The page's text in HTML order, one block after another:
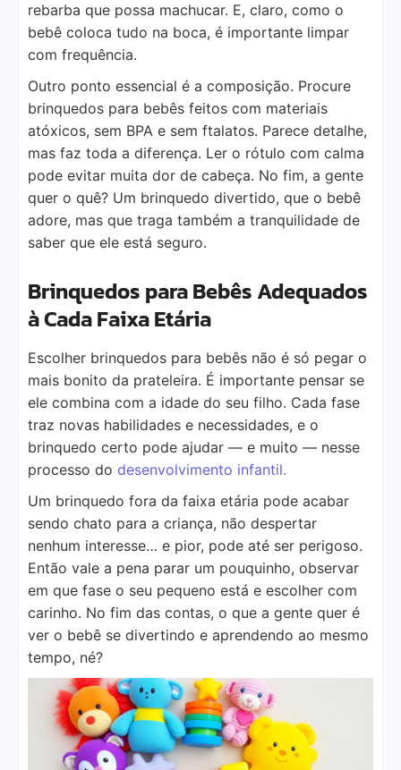
rebarba que possa machucar. E, claro, como o
bebê coloca tudo na boca, é importante limpar
com frequência.
Outro ponto essencial é a composição. Procure
brinquedos para bebês feitos com materiais
atóxicos, sem BPA e sem ftalatos. Parece detalhe,
mas faz toda a diferença. Ler o rótulo com calma
pode evitar muita dor de cabeça. No fim, a gente
quer o quê? Um brinquedo divertido, que o bebê
adore, mas que traga também a tranquilidade de
saber que ele está seguro.
Brinquedos para Bebês Adequados
à Cada Faixa Etária
Escolher brinquedos para bebês não é só pegar o
mais bonito da prateleira. É importante pensar se
ele combina com a idade do seu filho. Cada fase
traz novas habilidades e necessidades, e o
brinquedo certo pode ajudar — e muito — nesse
processo do desenvolvimento infantil.
Um brinquedo fora da faixa etária pode acabar
sendo chato para a criança, não despertar
nenhum interesse… e pior, pode até ser perigoso.
Então vale a pena parar um pouquinho, observar
em que fase o seu pequeno está e escolher com
carinho. No fim das contas, o que a gente quer é
ver o bebê se divertindo e aprendendo ao mesmo
tempo, né?